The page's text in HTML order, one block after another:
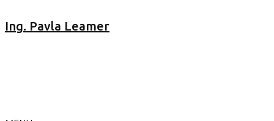
Ing. Pavla Leamer